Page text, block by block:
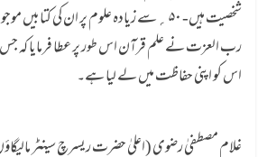
شخصیت ہیں- ۵۰ ؍سے زیادہ علوم پر ان کی
رب العزت نے علم قرآن اس طور پر عطا فرمایا کہ
اس کو اپنی حفاظت میں لے لیا ہے۔
غلام مصطفیٰ رضوی (اعلیٰ حضرت ریسرچ سینٹر